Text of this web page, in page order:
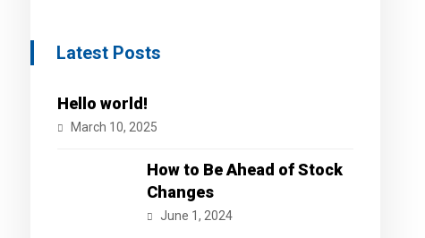
Latest Posts
Hello world!
March 10, 2025
How to Be Ahead of Stock
Changes
June 1, 2024